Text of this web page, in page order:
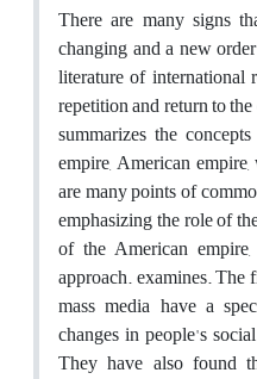
There are many signs
changing and a new
literature of international
repetition and return to
summarizes the
empire, American
are many points of
emphasizing the role of
of the American
approach. examines.
mass media have a
changes in people's
They have also found